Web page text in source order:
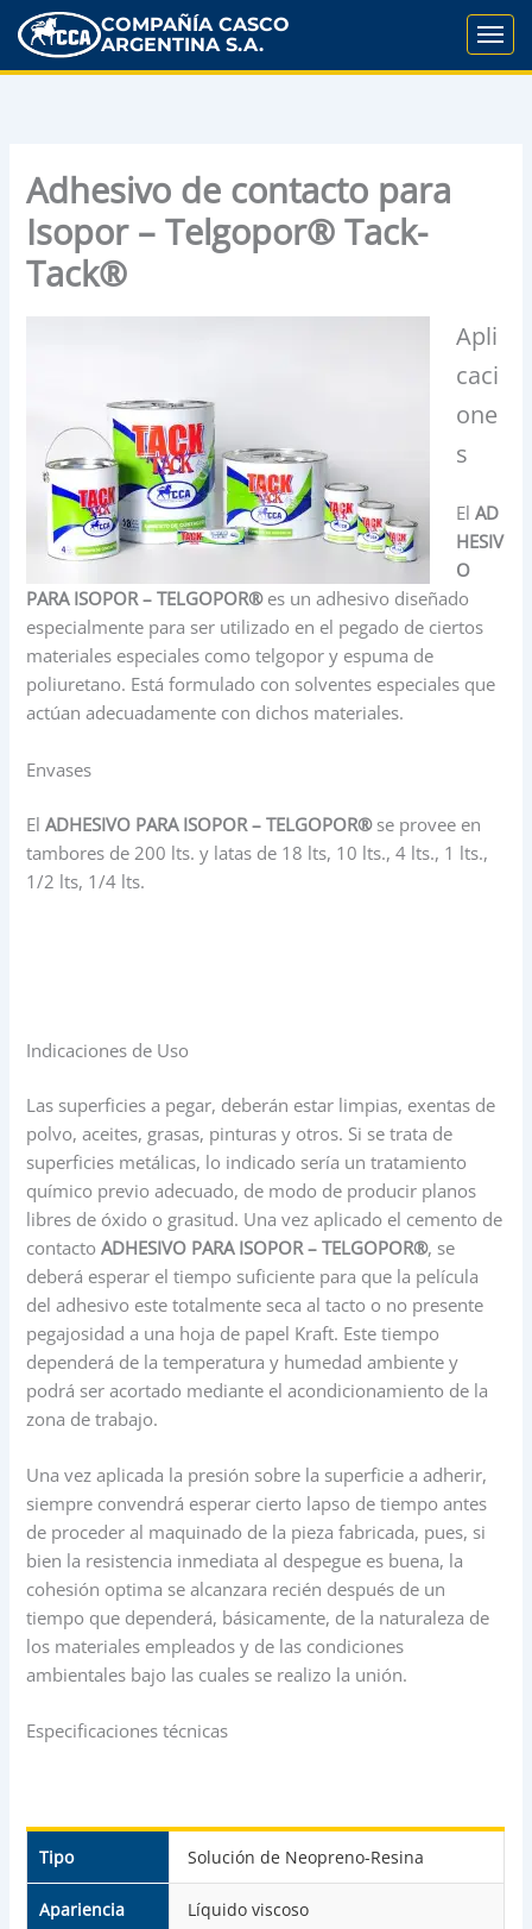
COMPAÑÍA CASCO
ARGENTINA S.A.
Adhesivo de contacto para
Isopor – Telgopor® Tack-
Tack®
Apli
caci
one
s
ElAD
HESIV
O
PARA ISOPOR – TELGOPOR®es un adhesivo diseñado
especialmente para ser utilizado en el pegado de ciertos
materiales especiales como telgopor y espuma de
poliuretano. Está formulado con solventes especiales que
actúan adecuadamente con dichos materiales.
Envases
ElADHESIVO PARA ISOPOR – TELGOPOR®se provee en
tambores de 200 lts. y latas de 18 lts, 10 lts., 4 lts., 1 lts.,
1/2 lts, 1/4 lts.
Indicaciones de Uso
Las superficies a pegar, deberán estar limpias, exentas de
polvo, aceites, grasas, pinturas y otros. Si se trata de
superficies metálicas, lo indicado sería un tratamiento
químico previo adecuado, de modo de producir planos
libres de óxido o grasitud. Una vez aplicado el cemento de
contactoADHESIVO PARA ISOPOR – TELGOPOR®, se
deberá esperar el tiempo suficiente para que la película
del adhesivo este totalmente seca al tacto o no presente
pegajosidad a una hoja de papel Kraft. Este tiempo
dependerá de la temperatura y humedad ambiente y
podrá ser acortado mediante el acondicionamiento de la
zona de trabajo.
Una vez aplicada la presión sobre la superficie a adherir,
siempre convendrá esperar cierto lapso de tiempo antes
de proceder al maquinado de la pieza fabricada, pues, si
bien la resistencia inmediata al despegue es buena, la
cohesión optima se alcanzara recién después de un
tiempo que dependerá, básicamente, de la naturaleza de
los materiales empleados y de las condiciones
ambientales bajo las cuales se realizo la unión.
Especificaciones técnicas
Tipo Solución de Neopreno-Resina
Apariencia Líquido viscoso